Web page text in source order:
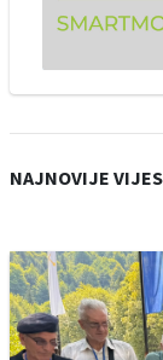
NAJNOVIJE